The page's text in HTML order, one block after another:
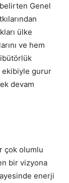
belirten Genel
ülke
ve hem
ekibiyle gurur
devam
çok olumlu
bir vizyona
enerji